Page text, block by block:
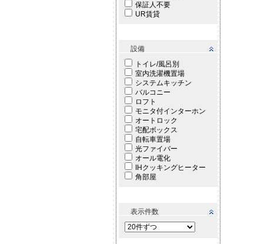
保証人不要
UR賃貸
設備
トイレ/風呂別
室内洗濯機置場
システムキッチン
バルコニー
ロフト
モニタ付インターホン
オートロック
宅配ボックス
自転車置場
光ファイバー
オール電化
IHクッキングヒーター
角部屋
表示件数